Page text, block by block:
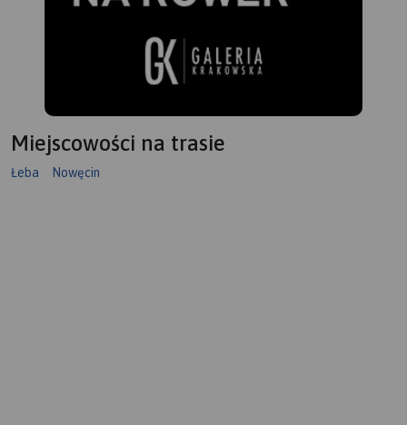
przebieg, jak również ten
Na rewersie mapy znajduje
się informator krajoznawczy
Miejscowości na trasie
Łeba Nowęcin